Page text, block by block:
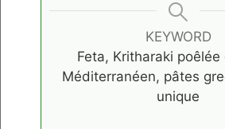
KEYWORD
Feta, Kritharaki poêlée
Méditerranéen, pâtes
unique